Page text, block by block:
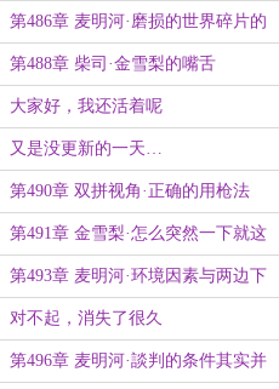
第486章 麦明河·磨损的世界碎片的
深处
第488章 柴司·金雪梨的嘴舌
大家好，我还活着呢
又是没更新的一天…
第490章 双拼视角·正确的用枪法
第491章 金雪梨·怎么突然一下就这
样了呢
第493章 麦明河·环境因素与两边下
注
对不起，消失了很久
第496章 麦明河·談判的条件其实并